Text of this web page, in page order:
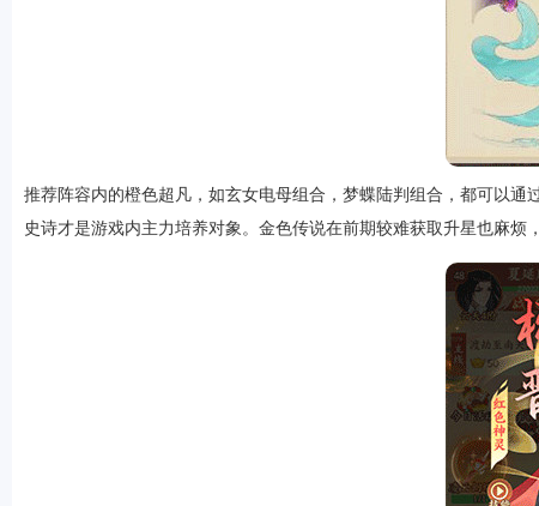
推荐阵容内的橙色超凡，如玄女电母组合，梦蝶陆判组合，都可以
史诗才是游戏内主力培养对象。金色传说在前期较难获取升星也麻烦